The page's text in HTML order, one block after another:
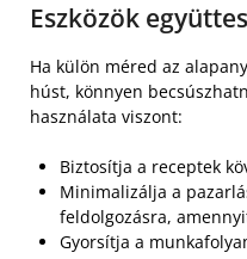
Eszközök
Ha külön méred az
húst, könnyen
használata viszont:
Biztosítja a receptek
Minimalizálja a
feldolgozásra,
Gyorsítja a